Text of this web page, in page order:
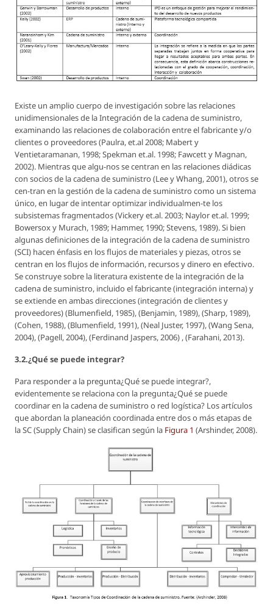
Existe un amplio cuerpo de investigación sobre las relaciones
unidimensionales de la Integración de la cadena de suministro,
examinando las relaciones de colaboración entre el fabricante y/o
clientes o proveedores (Paulra, et.al 2008; Mabert y
Ventietaramanan, 1998; Spekman et.al. 1998; Fawcett y Magnan,
2002). Mientras que algu-nos se centran en las relaciones diádicas
con socios de la cadena de suministro (Lee y Whang, 2001), otros se
cen-tran en la gestión de la cadena de suministro como un sistema
único, en lugar de intentar optimizar individualmen-te los
subsistemas fragmentados (Vickery et.al. 2003; Naylor et.al. 1999;
Bowersox y Murach, 1989; Hammer, 1990; Stevens, 1989). Si bien
algunas definiciones de la integración de la cadena de suministro
(SCI) hacen énfasis en los flujos de materiales y piezas, otros se
centran en los flujos de información, recursos y dinero en efectivo.
Se construye sobre la literatura existente de la integración de la
cadena de suministro, incluido el fabricante (integración interna) y
se extiende en ambas direcciones (integración de clientes y
proveedores) (Blumenfield, 1985), (Benjamin, 1989), (Sharp, 1989),
(Cohen, 1988), (Blumenfield, 1991), (Neal Juster, 1997), (Wang Sena,
2004), (Pagell, 2004), (Ferdinand Jaspers, 2006) , (Farahani, 2013).
3.2.¿Qué se puede integrar?
Para responder a la pregunta¿Qué se puede integrar?,
evidentemente se relaciona con la pregunta¿Qué se puede
coordinar en la cadena de suministro o red logística? Los artículos
que abordan la planeación coordinada entre dos o más etapas de
la SC (Supply Chain) se clasifican según la Figura 1 (Arshinder, 2008).